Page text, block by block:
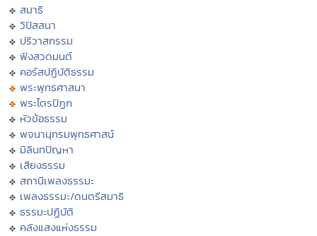
สมาธิ
วิปัสสนา
ปริวาสกรรม
ฟังสวดมนต์
คอร์สปฏิบัติธรรม
พระพุทธศาสนา
พระไตรปิฏก
หัวข้อธรรม
พจนานุกรมพุทธศาสน์
มิลินทปัญหา
เสียงธรรม
สถานีเพลงธรรมะ
เพลงธรรมะ/ดนตรีสมาธิ
ธรรมะปฏิบัติ
คลังแสงแห่งธรรม